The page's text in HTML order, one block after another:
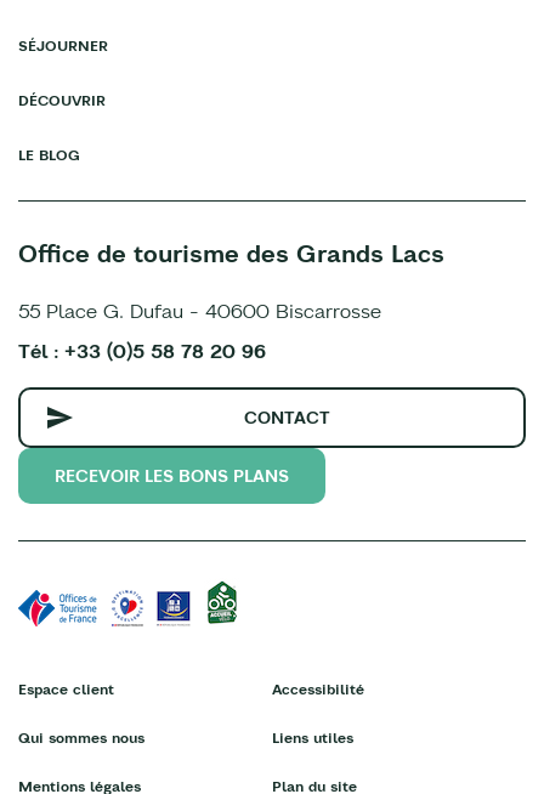
SÉJOURNER
DÉCOUVRIR
LE BLOG
Office de tourisme des Grands Lacs
55 Place G. Dufau - 40600 Biscarrosse
Tél : +33 (0)5 58 78 20 96
CONTACT
RECEVOIR LES BONS PLANS
Espace client
Qui sommes nous
Mentions légales
Accessibilité
Liens utiles
Plan du site